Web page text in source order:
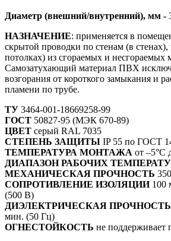
Диаметр (внешний/внутренний), мм -
НАЗНАЧЕНИЕ: применяется в
скрытой проводки по стенам (в
потолках) из сгораемых и несгораемых
Самозатухающий материал ПВХ
возгорания от короткого замыкания и
пламени по трубе.
ТУ 3464-001-18669258-99
ГОСТ 50827-95 (МЭК 670-89)
ЦВЕТ серый RAL 7035
СТЕПЕНЬ ЗАЩИТЫ IP 55 по ГОСТ
ТЕМПЕРАТУРА МОНТАЖА от –5°С
ДИАПАЗОН РАБОЧИХ
МЕХАНИЧЕСКАЯ ПРОЧНОСТЬ
СОПРОТИВЛЕНИЕ ИЗОЛЯЦИИ100
(500 В)
ДИЭЛЕКТРИЧЕСКАЯ ПРОЧНОСТЬ
мин. (50 Гц)
ОГНЕСТОЙКОСТЬ не поддерживает